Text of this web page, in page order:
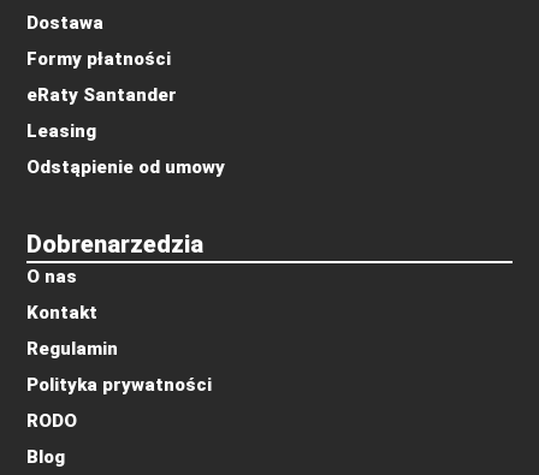
Dobrenarzedzia
O nas
Kontakt
Regulamin
Polityka prywatności
RODO
Blog
Dostawa
Formy płatności
eRaty Santander
Leasing
Odstąpienie od umowy